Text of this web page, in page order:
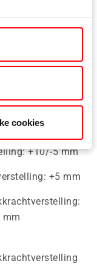
cookies
+10/-5 mm
+5 mm
mm